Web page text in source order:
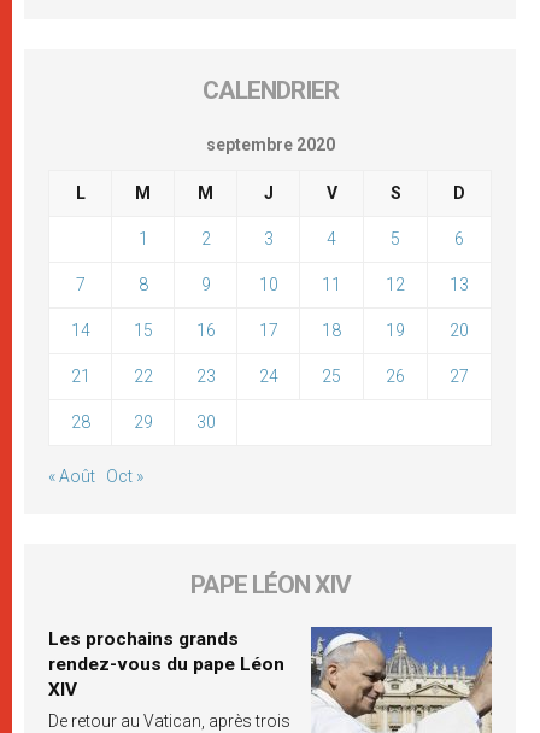
CALENDRIER
septembre 2020
L M M J V S D
1 2 3 4 5 6
7 8 9 10 11 12 13
14 15 16 17 18 19 20
21 22 23 24 25 26 27
28 29 30
« Août Oct »
PAPE LÉON XIV
Les prochains grands
rendez-vous du pape Léon
XIV
De retour au Vatican, après trois